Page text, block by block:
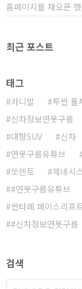
홈페이지를 재오픈
최근 포스트
태그
카니발 투싼 풀
신차정보연못구름
대형SUV
신차
연못구름유튜브
쏘렌토
제네시
#연못구름유튜브
싼타페 페이스리프
#신차정보연못구름
검색